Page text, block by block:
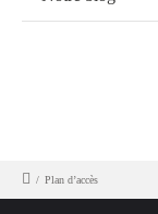
/ Plan d’accès